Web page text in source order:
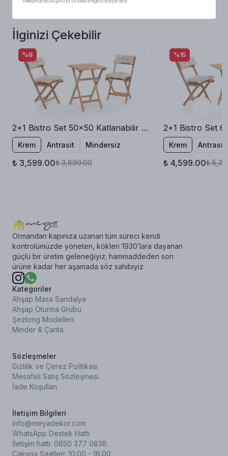
İlginizi Çekebilir
%8
2+1 Bistro Set 50x50 Katlanabilir Bahçe Balkon Masa Sandalye
Krem Antrasit Mindersiz
₺ 3,599.00₺ 3,899.00
%15
Krem Antrasit
₺ 4,599.00₺
Ormandan kapınıza uzanan tüm süreci kendi
kontrolümüzde yöneten, kökleri 1930’lara dayanan
güçlü bir üretim geleneğiyiz; hammaddeden son
ürüne kadar her aşamada söz sahibiyiz.
Kategoriler
Ahşap Masa Sandalye
Ahşap Oturma Grubu
Şezlong Modelleri
Minder & Çanta
Sözleşmeler
Gizlilik ve Çerez Politikası
Mesafeli Satış Sözleşmesi
İade Koşulları
İletişim Bilgileri
info@meyadekor.com
WhatsApp Destek Hattı
İletişim hattı: 0850 377 0838
Çalışma Saatleri: 10:00 - 18:00
Politikamızı okuduğunuzu ve kabul ettiğinizi onaylarsınız.